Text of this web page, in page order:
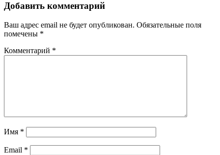
Добавить комментарий
Ваш адрес email не будет опубликован. Обязательные поля
помечены *
Комментарий *
Имя *
Email *